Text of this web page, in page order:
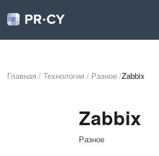
Главная / Технологии / Разное /Zabbix
Zabbix
Разное